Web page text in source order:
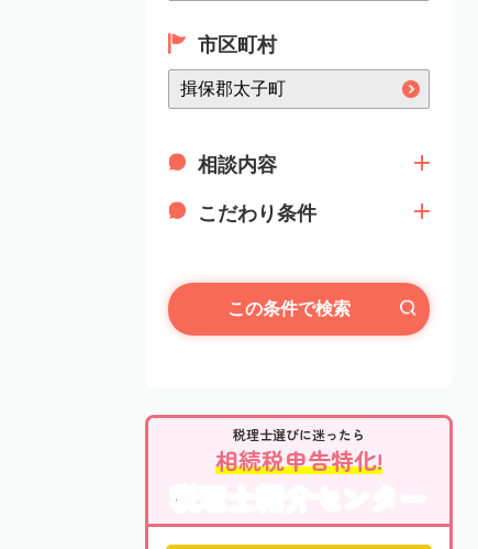
市区町村
相談内容
こだわり条件
この条件で検索
税理士選びに迷ったら
相続税申告特化!
税理士紹介センター